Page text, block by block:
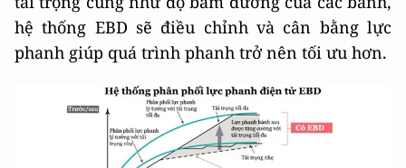
hệ thống EBD sẽ điều chỉnh và cân bằng lực
phanh giúp quá trình phanh trở nên tối ưu hơn.